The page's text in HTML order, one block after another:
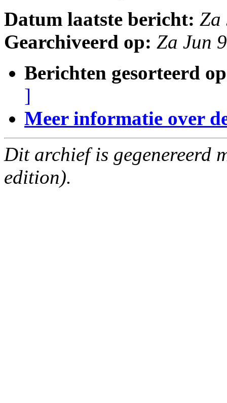
Datum laatste bericht: Za
Gearchiveerd op: Za Jun
Berichten gesorteerd
]
Meer informatie over
Dit archief is gegenereerd
edition).